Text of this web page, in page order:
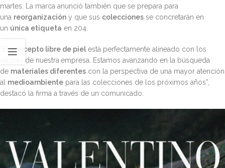
martes. La marca anunció también que se prepara para
una reorganización y que sus colecciones se concretarán en
un única etiqueta en 204.
“Elconcepto libre de pielestá perfectamente alineado con los
de nuestraempresa. Estamos avanzando en la búsqueda
de materiales diferentes con la perspectiva de una mayor atención
al medioambiente para las colecciones de los próximos años”,
destacó la firma a través de un comunicado.